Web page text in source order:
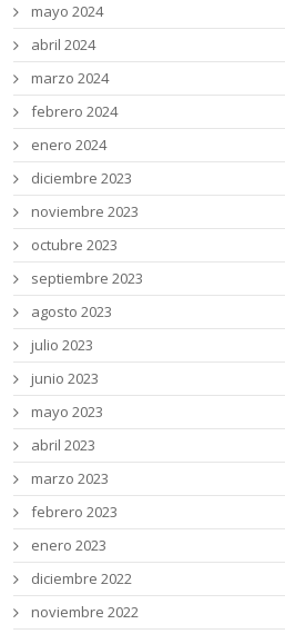
mayo 2024
abril 2024
marzo 2024
febrero 2024
enero 2024
diciembre 2023
noviembre 2023
octubre 2023
septiembre 2023
agosto 2023
julio 2023
junio 2023
mayo 2023
abril 2023
marzo 2023
febrero 2023
enero 2023
diciembre 2022
noviembre 2022